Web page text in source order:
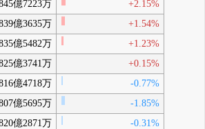
状況(取得期間2025年11月10日～2026年3月24
日) 4月 02, 2026
（IR情報）16:00 執行役員の人事異動に関するお知
らせ
12:30 PIグループ、「健康経営優良法人
2026（大規模法人部門）」5年連続で認定
億7223万
+2.15%
億3635万
+1.54%
億5482万
+1.23%
億3741万
+0.15%
億4718万
-0.77%
億5695万
-1.85%
億2871万
-0.31%